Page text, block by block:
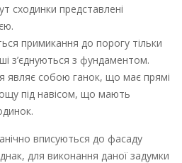
сходинки представлені
примикання до порогу тільки
з’єднуються з фундаментом.
являє собою ганок, що має прямі
під навісом, що мають
вписуються до фасаду
для виконання даної задумки